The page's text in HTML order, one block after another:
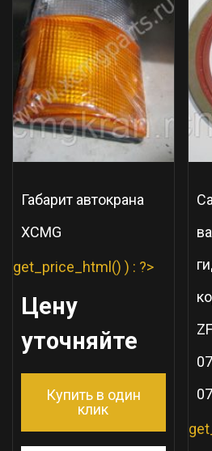
Габарит автокрана
XCMG
get_price_html() ) : ?>
Цену
уточняйте
Купить в один
клик